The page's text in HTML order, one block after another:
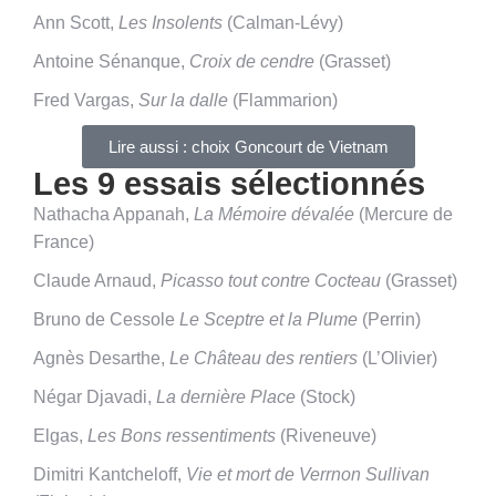
Ann Scott, Les Insolents (Calman-Lévy)
Antoine Sénanque, Croix de cendre (Grasset)
Fred Vargas, Sur la dalle (Flammarion)
Lire aussi : choix Goncourt de Vietnam
Les 9 essais sélectionnés
Nathacha Appanah, La Mémoire dévalée (Mercure de
France)
Claude Arnaud, Picasso tout contre Cocteau (Grasset)
Bruno de Cessole Le Sceptre et la Plume (Perrin)
Agnès Desarthe, Le Château des rentiers (L’Olivier)
Négar Djavadi, La dernière Place (Stock)
Elgas, Les Bons ressentiments (Riveneuve)
Dimitri Kantcheloff, Vie et mort de Verrnon Sullivan